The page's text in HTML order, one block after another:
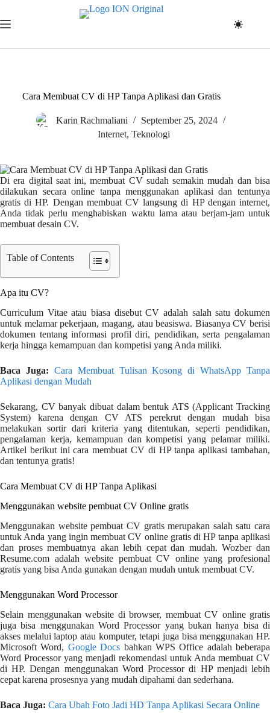
content
Cara Membuat CV di HP Tanpa Aplikasi dan Gratis
Karin Rachmaliani
September 25, 2024
Internet, Teknologi
Di era digital saat ini, membuat CV sudah semakin mudah dan bisa
dilakukan secara online tanpa menggunakan aplikasi dan tentunya
gratis di HP. Dengan membuat CV langsung di HP dengan internet,
Anda tidak perlu menghabiskan waktu lama atau berjam-jam untuk
membuat desain CV.
Table of Contents
Apa itu CV?
Curriculum Vitae atau biasa disebut CV adalah salah satu dokumen
untuk melamar pekerjaan, magang, atau beasiswa. Biasanya CV berisi
dokumen tentang informasi profil diri, pendidikan, serta pengalaman
kerja hingga kemampuan dan kompetisi yang Anda miliki.
Baca Juga: Cara Membuat Tulisan Kosong di WhatsApp Tanpa
Aplikasi dengan Mudah
Sekarang, CV banyak dibuat dalam bentuk ATS (Applicant Tracking
System) karena dengan CV ATS perekrut dengan mudah bisa
melakukan sortir dari kriteria yang ditentukan, seperti pendidikan,
pengalaman kerja, kemampuan dan kompetisi yang pelamar miliki.
Artikel berikut ini cara membuat CV di HP tanpa aplikasi tambahan,
dan tentunya gratis!
Cara Membuat CV di HP Tanpa Aplikasi
Menggunakan website pembuat CV Online gratis
Menggunakan website pembuat CV gratis merupakan salah satu cara
untuk Anda yang ingin membuat CV online gratis di HP tanpa aplikasi
dan proses membuatnya akan lebih cepat dan mudah. Wozber dan
Resume.com adalah website pembuat CV online yang profesional
gratis yang bisa Anda gunakan dengan mudah untuk membuat CV.
Menggunakan Word Processor
Selain menggunakan website di browser, membuat CV online gratis
juga bisa menggunakan Word Processor yang bukan hanya bisa di
akses melalui laptop atau komputer, tetapi juga bisa menggunakan HP.
Microsoft Word, Google Docs bahkan WPS Office adalah beberapa
Word Processor yang menjadi rekomendasi untuk Anda membuat CV
di HP. Dengan menggunakan Word Processor di HP menjadi lebih
cepat karena prosesnya yang mudah dipahami dan sederhana.
Baca Juga: Cara Ubah Foto Jadi HD Tanpa Aplikasi Secara Online